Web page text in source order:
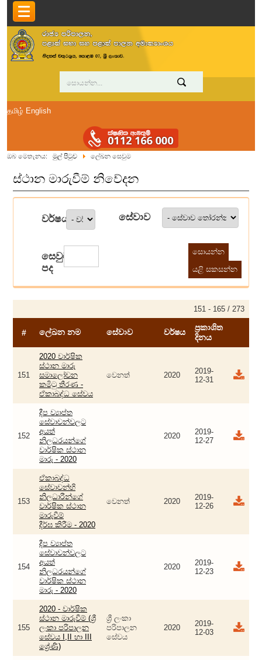
தமிழ் English
ඔබ මෙතැනය: මුල් පිටුව ලේඛන සෙවුම
ස්ථාන මාරුවීම් නිවේදන
වර්ෂය සේවාව
සෙවුම්
පද
151 - 165 / 273
# ලේඛන නම සේවාව වර්ෂය
ප්‍රකාශිත
දිනය
151
2020 වාර්ෂික
ස්ථාන මාරු
සමාලෝචන
කමිටු තීරණ -
ඒකාබද්ධ සේවය
වෙනත් 2020
2019-
12-31
152
දීප ව්‍යාප්ත
සේවාවන්වලට
අයත්
නිලධරයන්ගේ
වාර්ෂික ස්ථාන
මාරු - 2020
2020
2019-
12-27
153
ඒකාබද්ධ
සේවාවන්හි
නිලධාරීන්ගේ
වාර්ෂික ස්ථාන
මාරුවීම්
දීර්ඝ කිරීම - 2020
වෙනත් 2020
2019-
12-26
154
දීප ව්‍යාප්ත
සේවාවන්වලට
අයත්
නිලධරයන්ගේ
වාර්ෂික ස්ථාන
මාරු - 2020
2020
2019-
12-23
155
2020 - වාර්ෂික
ස්ථාන මාරුවීම් (ශ්‍රී
ලංකා පරිපාලන
සේවය I,II හා III
ශ්‍රේණි)
ශ්‍රී ලංකා
පරිපාලන
සේවය
2020
2019-
12-03